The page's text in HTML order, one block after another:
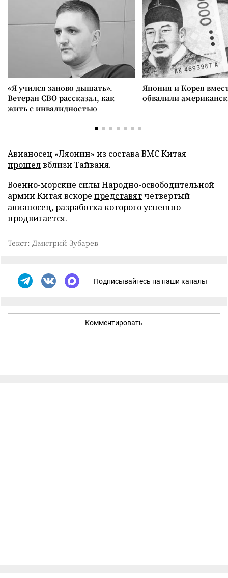
«Я учился заново дышать».
Ветеран СВО рассказал, как
жить с инвалидностью
Япония и Корея
обвалили
Авианосец «Ляонин» из состава ВМС Китая
прошелвблизи Тайваня.
Военно-морские силы Народно-освободительной
армии Китая вскоре представятчетвертый
авианосец, разработка которого успешно
продвигается.
Текст: Дмитрий Зубарев
Подписывайтесь на наши каналы
Комментировать